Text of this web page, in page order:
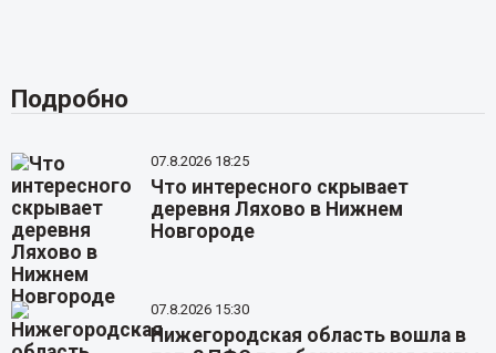
Подробно
07.8.2026 18:25
Что интересного скрывает
деревня Ляхово в Нижнем
Новгороде
07.8.2026 15:30
Нижегородская область вошла в